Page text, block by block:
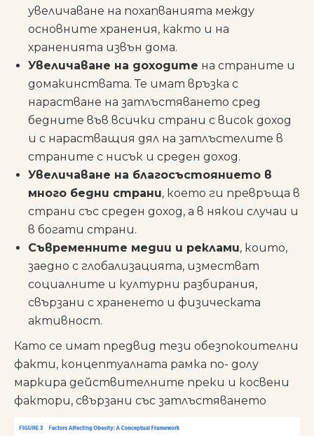
увеличаване на похапванията между
основните хранения, както и на
храненията извън дома.
Увеличаване на доходите на страните и
домакинствата. Те имат връзка с
нарастване на затлъстяването сред
бедните във всички страни с висок доход
и с нарастващия дял на затлъстелите в
страните с нисък и среден доход.
Увеличаване на благосъстоянието в
много бедни страни, което ги превръща в
страни със среден доход, а в някои случаи и
в богати страни.
Съвременните медии и реклами, които,
заедно с глобализацията, изместват
социалните и културни разбирания,
свързани с храненето и физическата
активност.
Като се имат предвид тези обезпокоителни
факти, концептуалната рамка по- долу
маркира действителните преки и косвени
фактори, свързани със затлъстяването